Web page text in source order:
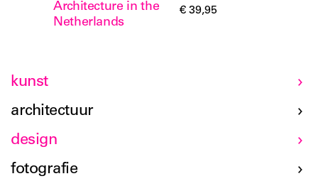
Architecture in the
Netherlands
€ 39,95
kunst
architectuur
design
fotografie